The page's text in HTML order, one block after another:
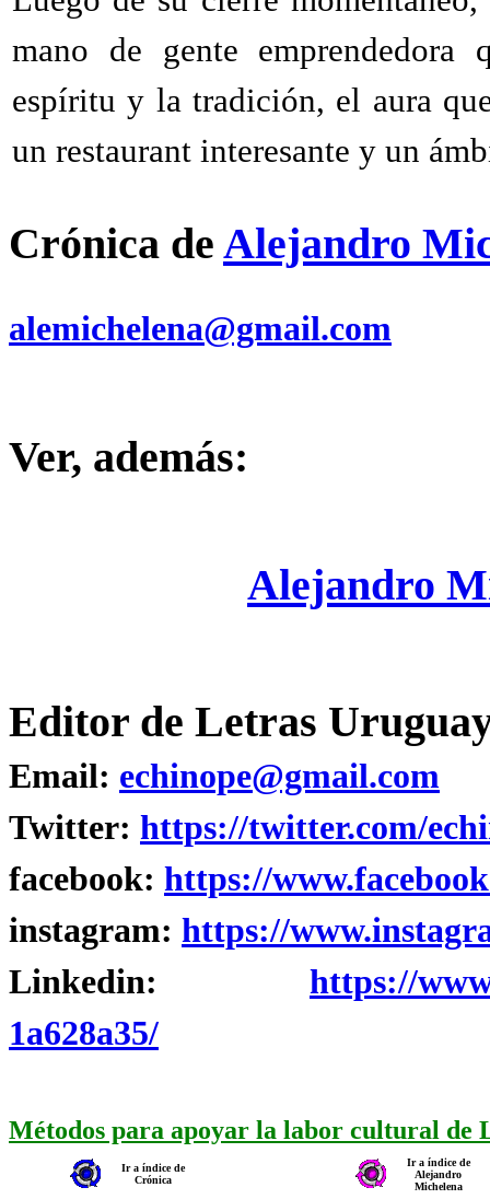
mano de gente
espíritu y la tradición, el aura
un restaurant interesante y un
Crónica de Alejandro
alemichelena@gmail.com
Ver, además:
Alejandro
Editor de Letras
Email: echinope@gmail.com
Twitter: https://twitter.com/
facebook: https://
instagram: https://
Linkedin: https://
1a628a35/
Métodos para apoyar la labor cultural de
Ir a índice de
Crónica
Ir a índice de
Alejandro
Michelena